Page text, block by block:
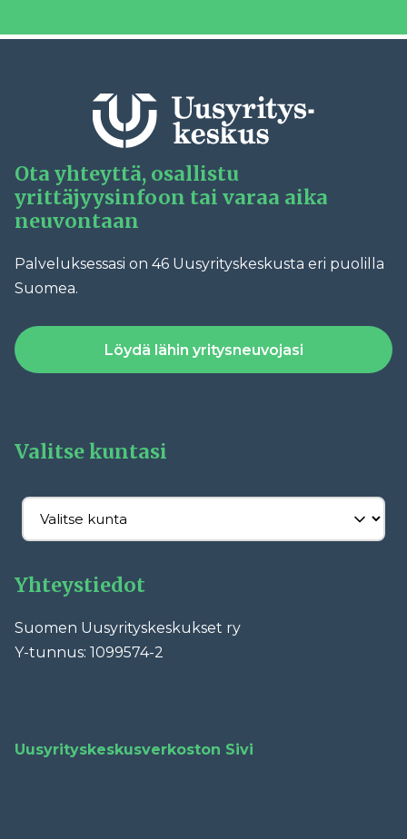
Ota yhteyttä, osallistu
yrittäjyysinfoon tai varaa aika
neuvontaan
Palveluksessasi on 46 Uusyrityskeskusta eri puolilla
Suomea.
Löydä lähin yritysneuvojasi
Valitse kuntasi
Yhteystiedot
Suomen Uusyrityskeskukset ry
Y-tunnus: 1099574-2
Uusyrityskeskusverkoston Sivi